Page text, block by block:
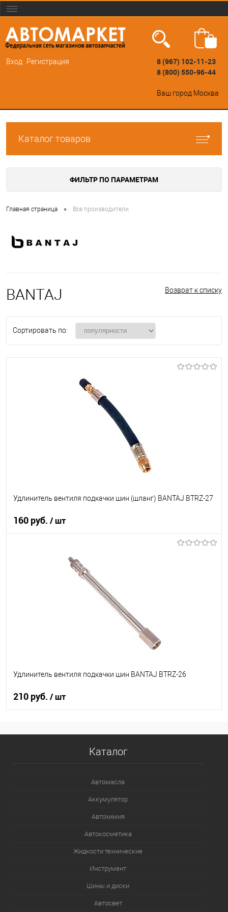
Вход Регистрация
8 (967) 102-11-23
8 (800) 550-96-44
Ваш город Москва
Каталог товаров
ФИЛЬТР ПО ПАРАМЕТРАМ
Главная страница • Все производители
Возврат к списку
BANTAJ
Сортировать по:
Удлинитель вентиля подкачки шин (шланг) BANTAJ BTRZ-27
160 руб. / шт
Удлинитель вентиля подкачки шин BANTAJ BTRZ-26
210 руб. / шт
Каталог
Автомасла
Аккумулятор
Автохимия
Автокосметика
Жидкости технические
Инструмент
Шины и диски
Автосвет